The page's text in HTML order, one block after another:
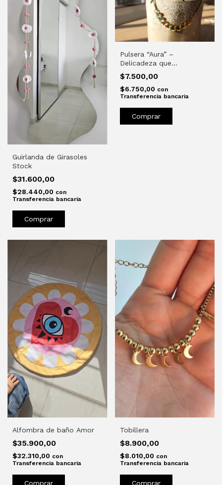
Guirlanda de Girasoles
Stock
$31.600,00
$28.440,00 con
Transferencia bancaria
Comprar
Pulsera “Aura” –
Delicadeza que
transforma
$7.500,00
$6.750,00 con
Transferencia bancaria
Alfombra de baño Amor
$35.900,00
$32.310,00 con
Transferencia bancaria
Tobillera
$8.900,00
$8.010,00 con
Transferencia bancaria